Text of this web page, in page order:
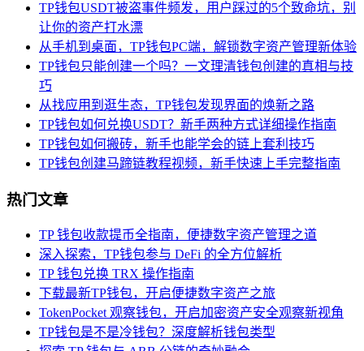
TP钱包USDT被盗事件频发，用户踩过的5个致命坑，别
让你的资产打水漂
从手机到桌面，TP钱包PC端，解锁数字资产管理新体验
TP钱包只能创建一个吗？一文理清钱包创建的真相与技
巧
从找应用到逛生态，TP钱包发现界面的焕新之路
TP钱包如何兑换USDT？新手两种方式详细操作指南
TP钱包如何搬砖，新手也能学会的链上套利技巧
TP钱包创建马蹄链教程视频，新手快速上手完整指南
热门文章
TP 钱包收款提币全指南，便捷数字资产管理之道
深入探索，TP钱包参与 DeFi 的全方位解析
TP 钱包兑换 TRX 操作指南
下载最新TP钱包，开启便捷数字资产之旅
TokenPocket 观察钱包，开启加密资产安全观察新视角
TP钱包是不是冷钱包？深度解析钱包类型